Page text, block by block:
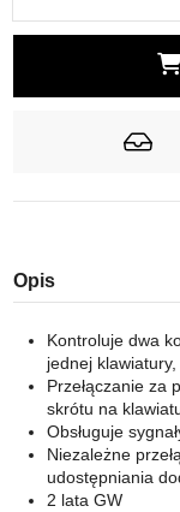
Opis
Kontroluje dwa
jednej
Przełączanie za
skrótu na
Obsługuje
Niezależne
udostępniania
2 lata GW